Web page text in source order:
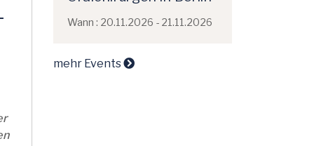
Wann : 20.11.2026 - 21.11.2026
mehr Events